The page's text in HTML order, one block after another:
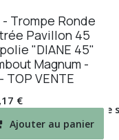
Ajouter à la liste de
- Trompe Ronde
Pavillon 45
"DIANE 45"
Magnum -
TOP VENTE
€
Ajouter au panier